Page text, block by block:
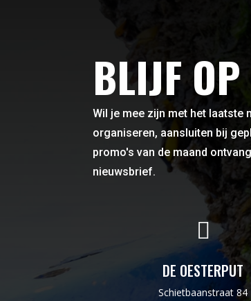
BLIJF OP
Wil je mee zijn met het laatste
organiseren, aansluiten bij
promo's van de maand
nieuwsbrief.

DE OESTERPUT
Schietbaanstraat 84